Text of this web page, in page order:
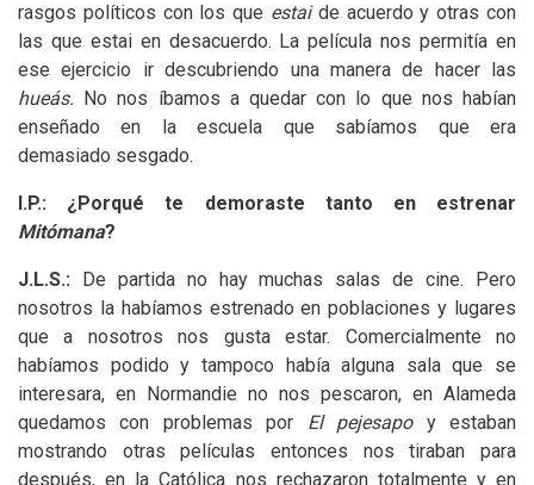
rasgos políticos con los que estaide acuerdo y otras con
las que estai en desacuerdo. La película nos permitía en
ese ejercicio ir descubriendo una manera de hacer las
hueás. No nos íbamos a quedar con lo que nos habían
enseñado en la escuela que sabíamos que era
demasiado sesgado.
I.P.: ¿Porqué te demoraste tanto en estrenar
Mitómana?
J.L.S.: De partida no hay muchas salas de cine. Pero
nosotros la habíamos estrenado en poblaciones y lugares
que a nosotros nos gusta estar. Comercialmente no
habíamos podido y tampoco había alguna sala que se
interesara, en Normandie no nos pescaron, en Alameda
quedamos con problemas por El pejesapoy estaban
mostrando otras películas entonces nos tiraban para
después, en la Católica nos rechazaron totalmente y en